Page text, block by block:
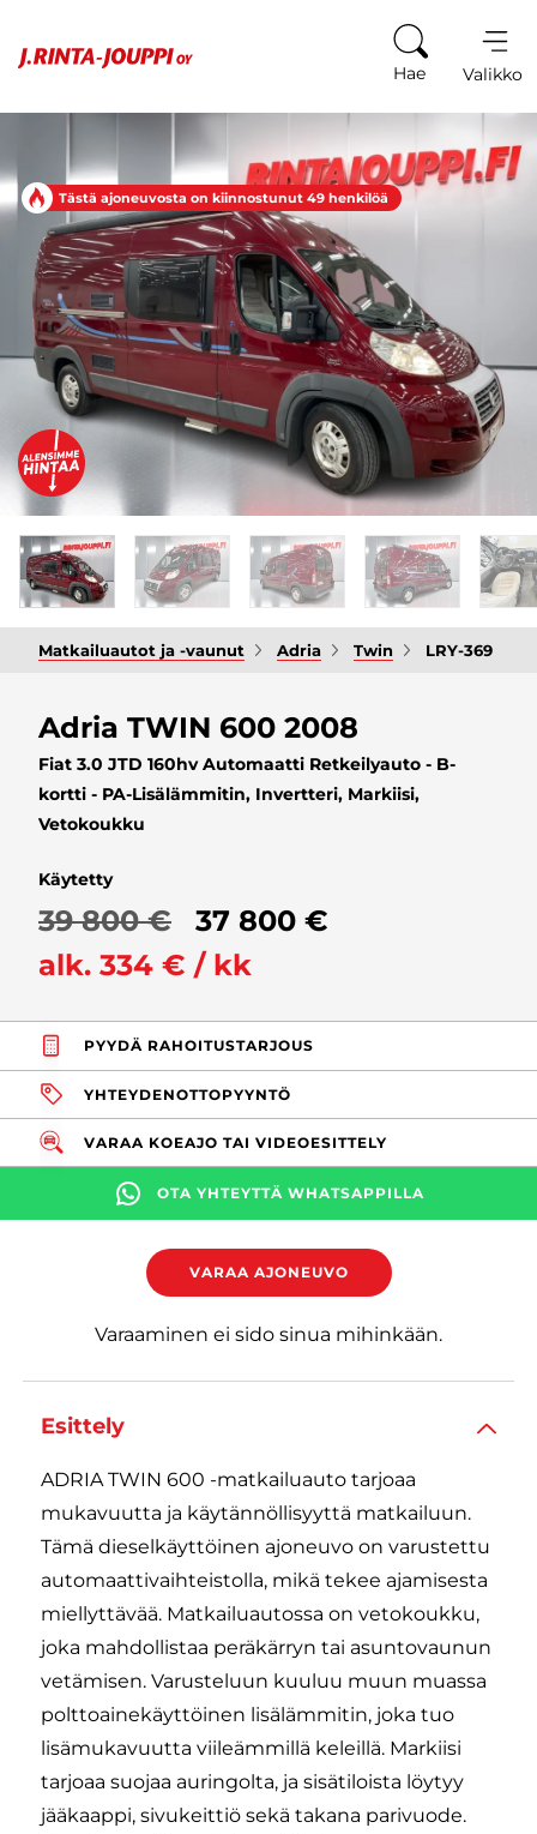
Hae Valikko
Tästä ajoneuvosta on kiinnostunut 49 henkilöä
Matkailuautot ja -vaunut Adria Twin LRY-369
Adria TWIN 600 2008
Fiat 3.0 JTD 160hv Automaatti Retkeilyauto - B-
kortti - PA-Lisälämmitin, Invertteri, Markiisi,
Vetokoukku
Käytetty
39 800 €
37 800 €
alk. 334 € / kk
PYYDÄ RAHOITUSTARJOUS
YHTEYDENOTTOPYYNTÖ
VARAA KOEAJO TAI VIDEOESITTELY
OTA YHTEYTTÄ WHATSAPPILLA
VARAA AJONEUVO
Varaaminen ei sido sinua mihinkään.
Esittely
ADRIA TWIN 600 -matkailuauto tarjoaa
mukavuutta ja käytännöllisyyttä matkailuun.
Tämä dieselkäyttöinen ajoneuvo on varustettu
automaattivaihteistolla, mikä tekee ajamisesta
miellyttävää. Matkailuautossa on vetokoukku,
joka mahdollistaa peräkärryn tai asuntovaunun
vetämisen. Varusteluun kuuluu muun muassa
polttoainekäyttöinen lisälämmitin, joka tuo
lisämukavuutta viileämmillä keleillä. Markiisi
tarjoaa suojaa auringolta, ja sisätiloista löytyy
jääkaappi, sivukeittiö sekä takana parivuode.